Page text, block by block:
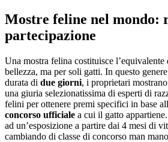
Mostre feline nel mondo:
partecipazione
Una mostra felina costituisce
bellezza, ma per soli gatti. In questo
durata di due giorni, i proprietari
una giuria selezionatissima di esperti di
felini per ottenere premi specifici in base
concorso ufficiale a cui il gatto
ad un’esposizione a partire dai 4 mesi di
cambiando di classe di concorso man